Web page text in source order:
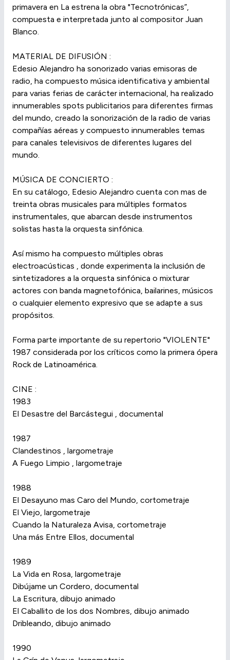
primavera en La estrena la obra "Tecnotrónicas”,
compuesta e interpretada junto al compositor Juan
Blanco.
MATERIAL DE DIFUSIÓN :
Edesio Alejandro ha sonorizado varias emisoras de
radio, ha compuesto música identificativa y ambiental
para varias ferias de carácter internacional, ha realizado
innumerables spots publicitarios para diferentes firmas
del mundo, creado la sonorización de la radio de varias
compañías aéreas y compuesto innumerables temas
para canales televisivos de diferentes lugares del
mundo.
MÚSICA DE CONCIERTO :
En su catálogo, Edesio Alejandro cuenta con mas de
treinta obras musicales para múltiples formatos
instrumentales, que abarcan desde instrumentos
solistas hasta la orquesta sinfónica.
Así mismo ha compuesto múltiples obras
electroacústicas , donde experimenta la inclusión de
sintetizadores a la orquesta sinfónica o mixturar
actores con banda magnetofónica, bailarines, músicos
o cualquier elemento expresivo que se adapte a sus
propósitos.
Forma parte importante de su repertorio "VIOLENTE"
1987 considerada por los críticos como la primera ópera
Rock de Latinoamérica.
CINE :
1983
El Desastre del Barcástegui , documental
1987
Clandestinos , largometraje
A Fuego Limpio , largometraje
1988
El Desayuno mas Caro del Mundo, cortometraje
El Viejo, largometraje
Cuando la Naturaleza Avisa, cortometraje
Una más Entre Ellos, documental
1989
La Vida en Rosa, largometraje
Dibújame un Cordero, documental
La Escritura, dibujo animado
El Caballito de los dos Nombres, dibujo animado
Dribleando, dibujo animado
1990